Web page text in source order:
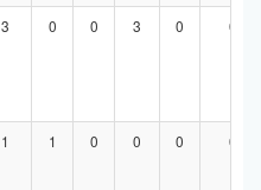
3 0 0 3 0 0
1 1 0 0 0 0